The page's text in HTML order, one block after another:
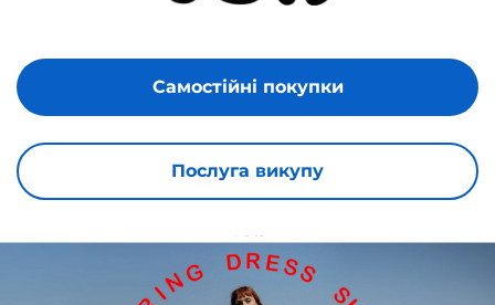
Послуга викупу
Самостійні покупки